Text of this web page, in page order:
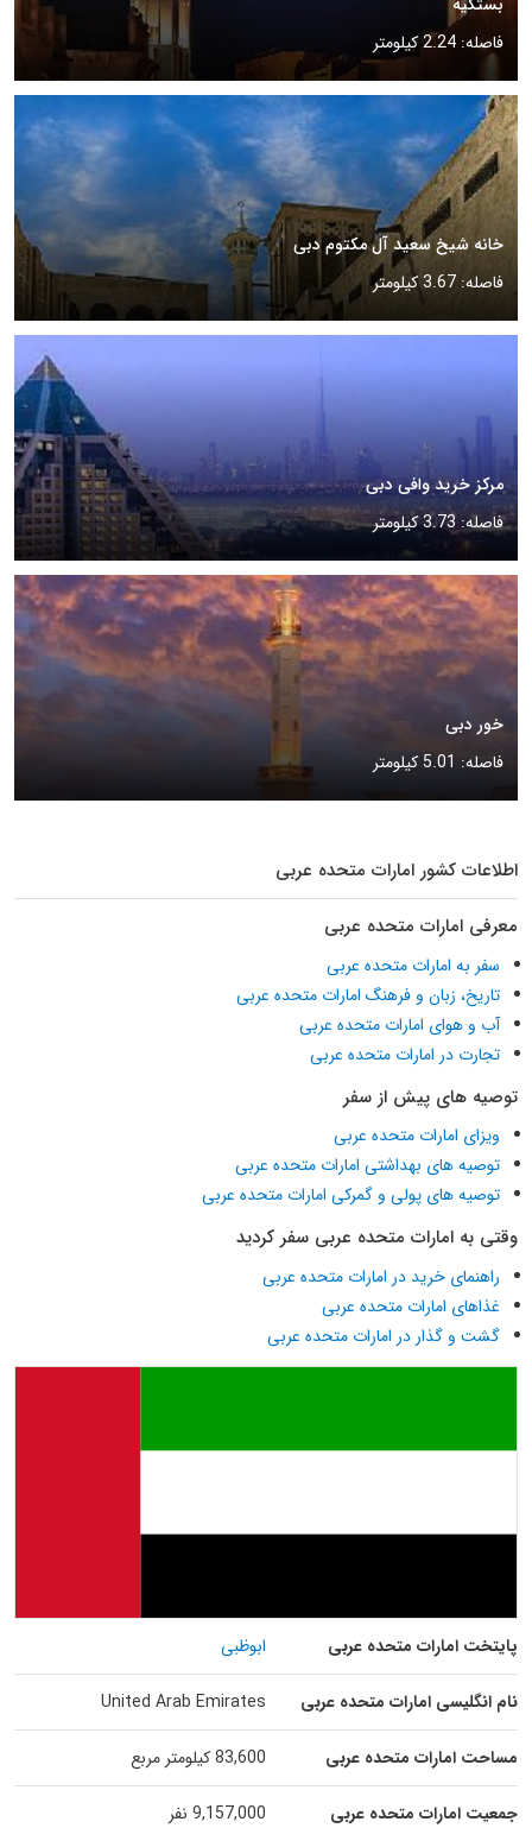
فاصله: 2.24 کیلومتر
خانه شیخ سعید آل مکتوم دبی
فاصله: 3.67 کیلومتر
مرکز خرید وافی دبی
فاصله: 3.73 کیلومتر
خور دبی
فاصله: 5.01 کیلومتر
اطلاعات کشور امارات متحده عربی
معرفی امارات متحده عربی
سفر به امارات متحده عربی
تاریخ، زبان و فرهنگ امارات متحده عربی
آب و هوای امارات متحده عربی
تجارت در امارات متحده عربی
توصیه های پیش از سفر
ویزای امارات متحده عربی
توصیه های بهداشتی امارات متحده عربی
توصیه های پولی و گمرکی امارات متحده عربی
وقتی به امارات متحده عربی سفر کردید
راهنمای خرید در امارات متحده عربی
غذاهای امارات متحده عربی
گشت و گذار در امارات متحده عربی
پایتخت امارات متحده عربی ابوظبی
نام انگلیسی امارات متحده عربی United Arab Emirates
مساحت امارات متحده عربی 83,600 کیلومتر مربع
جمعیت امارات متحده عربی 9,157,000 نفر